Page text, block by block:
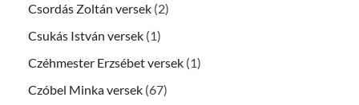
Csordás Zoltán versek (2)
Csukás István versek (1)
Czéhmester Erzsébet versek (1)
Czóbel Minka versek (67)